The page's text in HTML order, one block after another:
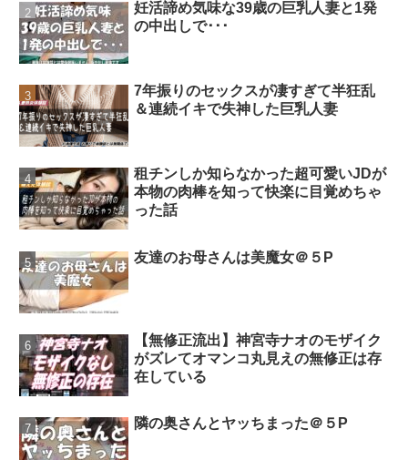
妊活諦め気味な39歳の巨乳人妻と1発
の中出しで･･･
7年振りのセックスが凄すぎて半狂乱
＆連続イキで失神した巨乳人妻
租チンしか知らなかった超可愛いJDが
本物の肉棒を知って快楽に目覚めちゃ
った話
友達のお母さんは美魔女＠５P
【無修正流出】神宮寺ナオのモザイク
がズレてオマンコ丸見えの無修正は存
在している
隣の奥さんとヤッちまった＠５P